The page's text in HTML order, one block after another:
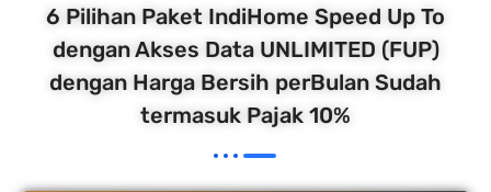
6 Pilihan Paket IndiHome Speed Up To
dengan Akses Data UNLIMITED (FUP)
dengan Harga Bersih perBulan Sudah
termasuk Pajak 10%